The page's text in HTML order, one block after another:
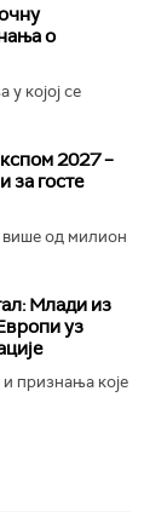
о
којој се
2027 –
за госте
више од милион
Млади из
уз
признања које